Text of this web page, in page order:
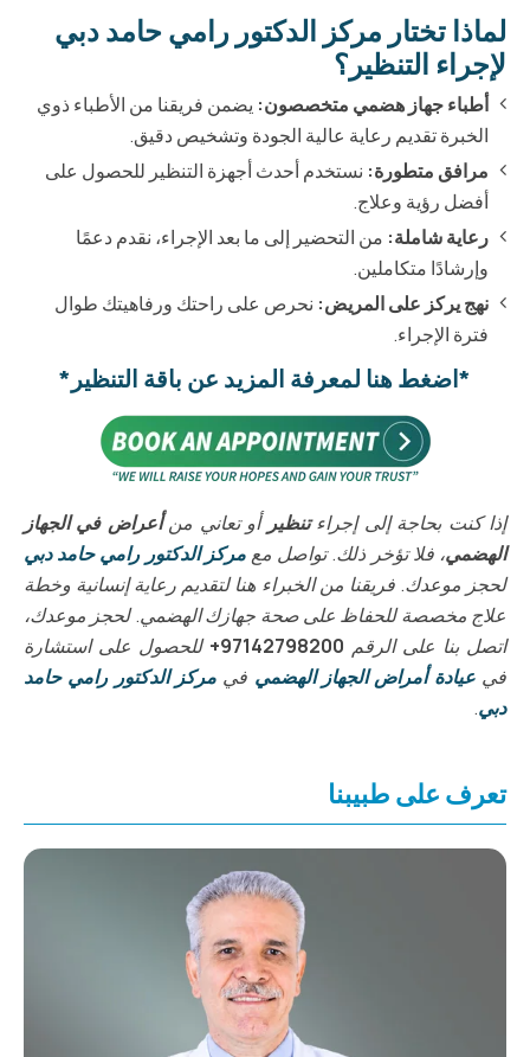
لماذا تختار مركز الدكتور رامي حامد دبي
لإجراء التنظير؟
أطباء جهاز هضمي متخصصون: يضمن فريقنا من الأطباء ذوي
الخبرة تقديم رعاية عالية الجودة وتشخيص دقيق.
مرافق متطورة: نستخدم أحدث أجهزة التنظير للحصول على
أفضل رؤية وعلاج.
رعاية شاملة: من التحضير إلى ما بعد الإجراء، نقدم دعمًا
وإرشادًا متكاملين.
نهج يركز على المريض: نحرص على راحتك ورفاهيتك طوال
فترة الإجراء.
*اضغط هنا لمعرفة المزيد عن باقة التنظير*
إذا كنت بحاجة إلى إجراءتنظير أو تعاني منأعراض في الجهاز
الهضمي، فلا تؤخر ذلك. تواصل معمركز الدكتور رامي حامد دبي
لحجز موعدك. فريقنا من الخبراء هنا لتقديم رعاية إنسانية وخطة
علاج مخصصة للحفاظ على صحة جهازك الهضمي. لحجز موعدك،
اتصل بنا على الرقم 97142798200+
للحصول على استشارة
فيعيادة أمراض الجهاز الهضمي في مركز الدكتور رامي حامد
دبي.
تعرف على طبيبنا